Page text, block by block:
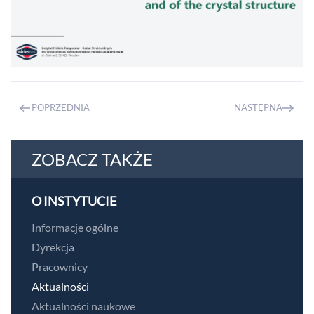
POPRZEDNIA NASTĘPNA
ZOBACZ TAKŻE
O INSTYTUCIE
Informacje ogólne
Dyrekcja
Pracownicy
Aktualności
Aktualności naukowe